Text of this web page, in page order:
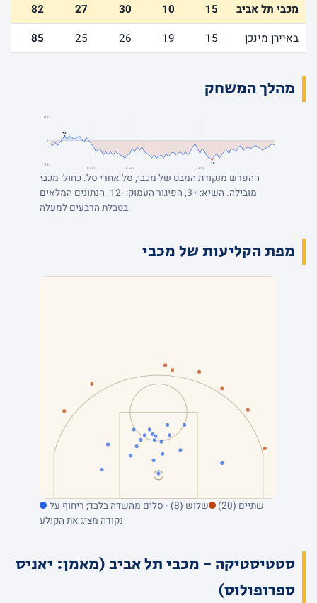
מכבי תל אביב
15
10
30
27
82
באיירן מינכן
15
19
26
25
85
מהלך המשחק
+15
0
-15
+3
-12
רבע 2
רבע 3 רבע 4
ההפרש מנקודת המבט של מכבי, סל אחרי סל. כחול: מכבי
מובילה. השיא: +3, הפיגור העמוק: -12. הנתונים המלאים
בטבלת הרבעים למעלה.
מפת הקליעות של מכבי
שתיים (20)
שלוש (8) · סלים מהשדה בלבד; ריחוף על
נקודה מציג את הקולע
סטטיסטיקה - מכבי תל אביב (מאמן: יאניס
ספרופולוס)